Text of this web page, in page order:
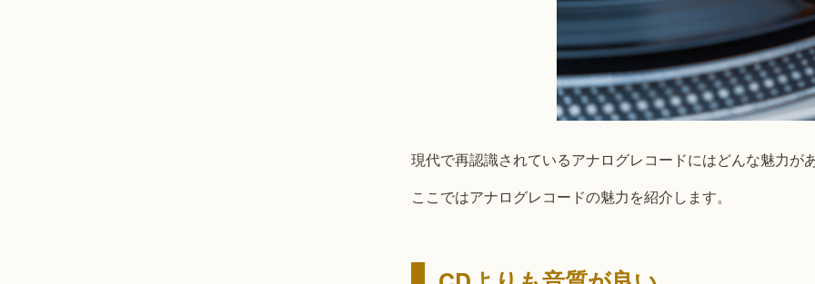
現代で再認識されているアナログレコードにはどんな魅力が
ここではアナログレコードの魅力を紹介します。